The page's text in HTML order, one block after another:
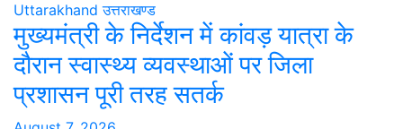
Uttarakhand उत्तराखण्ड
मुख्यमंत्री के निर्देशन में कांवड़ यात्रा के
दौरान स्वास्थ्य व्यवस्थाओं पर जिला
प्रशासन पूरी तरह सतर्क